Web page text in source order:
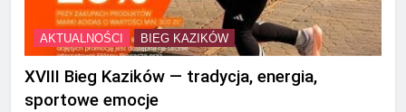
AKTUALNOŚCI BIEG KAZIKÓW
XVIII Bieg Kazików — tradycja, energia,
sportowe emocje